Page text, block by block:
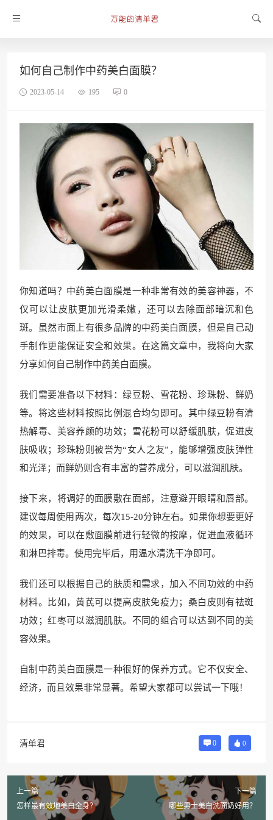
如何自己制作中药美白面膜？
2023-05-14 195 0
你知道吗？中药美白面膜是一种非常有效的美容神器，不
仅可以让皮肤更加光滑柔嫩，还可以去除面部暗沉和色
斑。虽然市面上有很多品牌的中药美白面膜，但是自己动
手制作更能保证安全和效果。在这篇文章中，我将向大家
分享如何自己制作中药美白面膜。
我们需要准备以下材料：绿豆粉、雪花粉、珍珠粉、鲜奶
等。将这些材料按照比例混合均匀即可。其中绿豆粉有清
热解毒、美容养颜的功效；雪花粉可以舒缓肌肤，促进皮
肤吸收；珍珠粉则被誉为“女人之友”，能够增强皮肤弹性
和光泽；而鲜奶则含有丰富的营养成分，可以滋润肌肤。
接下来，将调好的面膜敷在面部，注意避开眼睛和唇部。
建议每周使用两次，每次15-20分钟左右。如果你想要更好
的效果，可以在敷面膜前进行轻微的按摩，促进血液循环
和淋巴排毒。使用完毕后，用温水清洗干净即可。
我们还可以根据自己的肤质和需求，加入不同功效的中药
材料。比如，黄芪可以提高皮肤免疫力；桑白皮则有祛斑
功效；红枣可以滋润肌肤。不同的组合可以达到不同的美
容效果。
自制中药美白面膜是一种很好的保养方式。它不仅安全、
经济，而且效果非常显著。希望大家都可以尝试一下哦！
清单君 0 0
上一篇
怎样最有效地美白全身？
下一篇
哪些男士美白洗面奶好用？